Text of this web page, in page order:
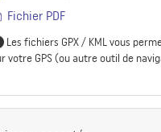
Fichier PDF
Les fichiers GPX / KML vous
votre GPS (ou autre outil de